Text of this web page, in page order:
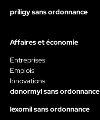
priligy sans ordonnance
Affaires et économie
Entreprises
Emplois
Innovations
donormyl sans ordonnance
lexomil sans ordonnance